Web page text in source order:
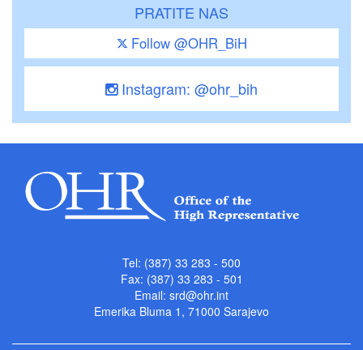
PRATITE NAS
Follow @OHR_BiH
Instagram: @ohr_bih
Tel: (387) 33 283 - 500
Fax: (387) 33 283 - 501
Email: srd@ohr.int
Emerika Bluma 1, 71000 Sarajevo